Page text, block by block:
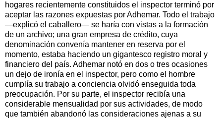
hogares recientemente constituidos el inspector terminó por
aceptar las razones expuestas por Adhemar. Todo el trabajo
—explicó el caballero— se haría con vistas a la formación
de un archivo; una gran empresa de crédito, cuya
denominación convenía mantener en reserva por el
momento, estaba haciendo un gigantesco registro moral y
financiero del país. Adhemar notó en dos o tres ocasiones
un dejo de ironía en el inspector, pero como el hombre
cumplía su trabajo a conciencia olvidó enseguida toda
preocupación. Por su parte, el inspector recibía una
considerable mensualidad por sus actividades, de modo
que también abandonó las consideraciones ajenas a su